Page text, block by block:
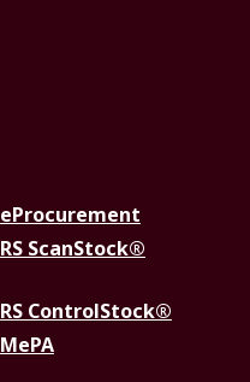
eProcurement
RS ScanStock®
RS ControlStock®
MePA